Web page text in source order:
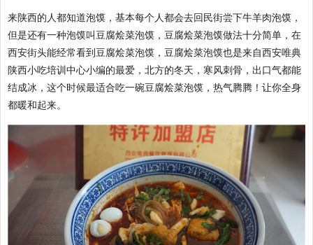
来陕西的人都知道泡馍，基本每个人都会去回民街尝下牛‌‌羊肉泡馍，
但是还有一种泡馍叫豆腐烩菜泡馍，豆腐烩菜泡馍做法十分简单，在
西安街头能经常看到豆腐烩菜泡馍，豆腐烩菜泡馍也是来自西安唯典
陕西小吃培训中心小编的最爱， 北方的冬天，寒风刺骨，出口气都能
结成冰，这个时候最适合吃一碗豆腐烩菜泡馍，热气腾腾！让你全身
都暖和起来。